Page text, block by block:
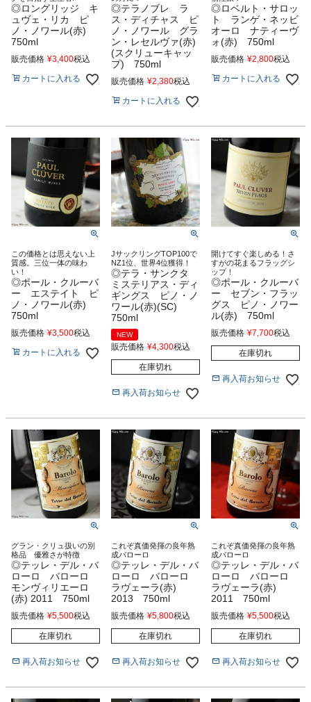
◎ロングリッジ キ
ュヴェ・リカ ピ
ノ・ノワール(赤)
750ml
販売価格 ¥3,400税込
カートに入れる
◎テラノブレ ラ
ス・ディチャス ピ
ノ・ノワール グラ
ン・レセルヴァ(赤)
(スクリューキャッ
プ) 750ml
販売価格 ¥2,380税込
カートに入れる
◎ロベルト・サロッ
ト ランゲ・ネッビ
オーロ ナティーヴ
ォ(赤) 750ml
販売価格 ¥2,800税込
カートに入れる
この価格とは思えない上
質感。三位一体の味わ
い！
◎ポール・クルーバ
ー エステイト ピ
ノ・ノワール(赤)
750ml
販売価格 ¥3,500税込
カートに入れる
JサックリングTOP100で
NZ1位、世界4位獲得！
◎テラ・サンクタ
ミステリアス・ディ
ギングス ピノ・ノ
ワール(赤)(SC)
750ml
NEW
販売価格 ¥4,300税込
在庫切れ
再入荷お知らせ
開けてすぐ楽しめる！さ
すがの花まるフラッグシ
ップ！
◎ポール・クルーバ
ー セブン・フラッ
グス ピノ・ノワー
ル(赤) 750ml
販売価格 ¥7,700税込
在庫切れ
再入荷お知らせ
グラン・クリュ扱いの別
格品 優雅さが特徴
◎テッレ・デル・バ
ローロ バローロ
モンヴィリエーロ
(赤) 2011 750ml
販売価格 ¥5,500税込
在庫切れ
再入荷お知らせ
これぞ真価発揮の良年熟
成バローロ
◎テッレ・デル・バ
ローロ バローロ
ラヴェーラ(赤)
2013 750ml
販売価格 ¥5,800税込
在庫切れ
再入荷お知らせ
これぞ真価発揮の良年熟
成バローロ
◎テッレ・デル・バ
ローロ バローロ
ラヴェーラ(赤)
2011 750ml
販売価格 ¥5,500税込
在庫切れ
再入荷お知らせ